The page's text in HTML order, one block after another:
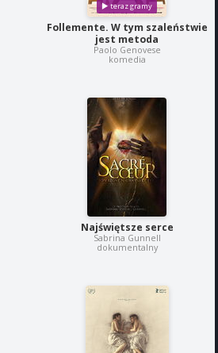
Follemente. W tym szaleństwie
jest metoda
Paolo Genovese
komedia
Najświętsze serce
Sabrina Gunnell
dokumentalny